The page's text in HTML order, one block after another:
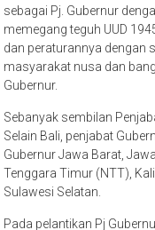
sebagai Pj. Gubernur
memegang teguh UUD
dan peraturannya dengan
masyarakat nusa dan
Gubernur.
Sebanyak sembilan
Selain Bali, penjabat
Gubernur Jawa Barat,
Tenggara Timur (NTT),
Sulawesi Selatan.
Pada pelantikan Pj